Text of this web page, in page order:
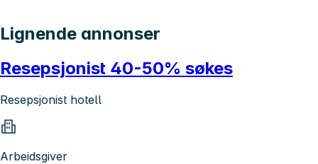
Lignende annonser
Resepsjonist 40-50% søkes
Resepsjonist hotell
Arbeidsgiver